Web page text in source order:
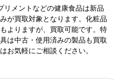
リメントなどの健康食品は新品
が買取対象となります。化粧品
よりますが、買取可能です。特
は中古・使用済みの製品も買取
お気軽にご相談ください。